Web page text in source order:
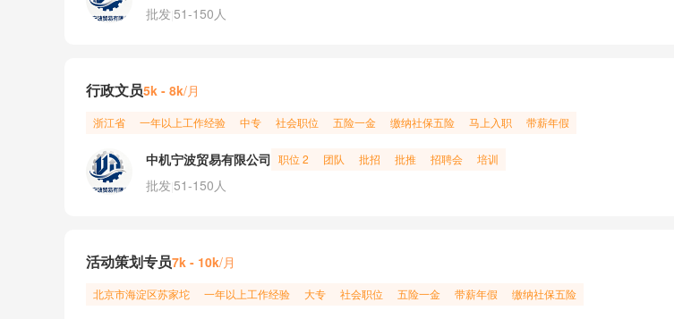
批发51-150人
行政文员5k - 8k/月
浙江省 一年以上工作经验 中专 社会职位 五险一金 缴纳社保五险 马上入职 带薪年假
中机宁波贸易有限公司 职位 2 团队 批招 批推 招聘会 培训
批发51-150人
活动策划专员7k - 10k/月
北京市海淀区苏家坨 一年以上工作经验 大专 社会职位 五险一金 带薪年假 缴纳社保五险